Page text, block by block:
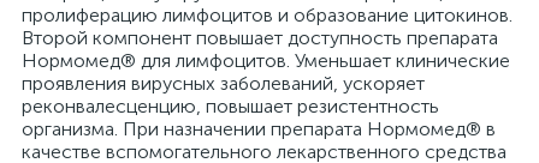
пролиферацию лимфоцитов и образование цитокинов.
Второй компонент повышает доступность препарата
Нормомед® для лимфоцитов. Уменьшает клинические
проявления вирусных заболеваний, ускоряет
реконвалесценцию, повышает резистентность
организма. При назначении препарата Нормомед® в
качестве вспомогательного лекарственного средства